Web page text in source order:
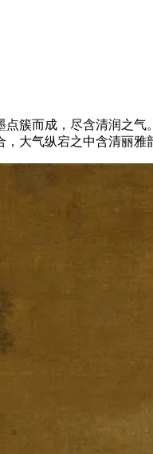
簇而成，尽含清润之
大气纵宕之中含清丽雅